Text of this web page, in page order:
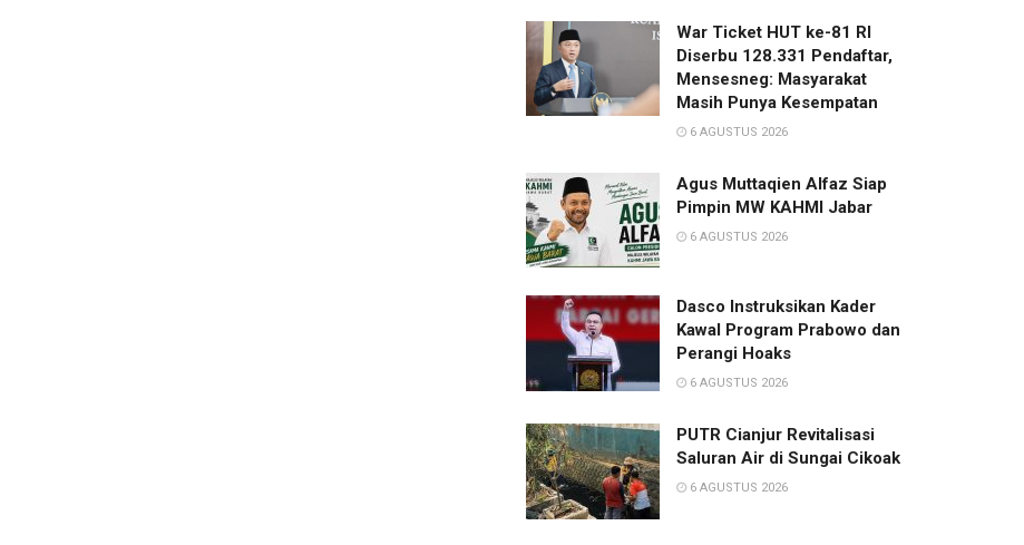
War Ticket HUT ke-81 RI
Diserbu 128.331 Pendaftar,
Mensesneg: Masyarakat
Masih Punya Kesempatan
6 AGUSTUS 2026
Agus Muttaqien Alfaz Siap
Pimpin MW KAHMI Jabar
6 AGUSTUS 2026
Dasco Instruksikan Kader
Kawal Program Prabowo dan
Perangi Hoaks
6 AGUSTUS 2026
PUTR Cianjur Revitalisasi
Saluran Air di Sungai Cikoak
6 AGUSTUS 2026